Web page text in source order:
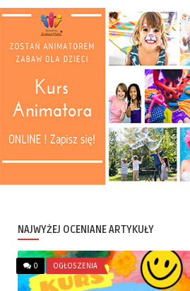
NAJWYŻEJ OCENIANE ARTYKUŁY
0 OGŁOSZENIA